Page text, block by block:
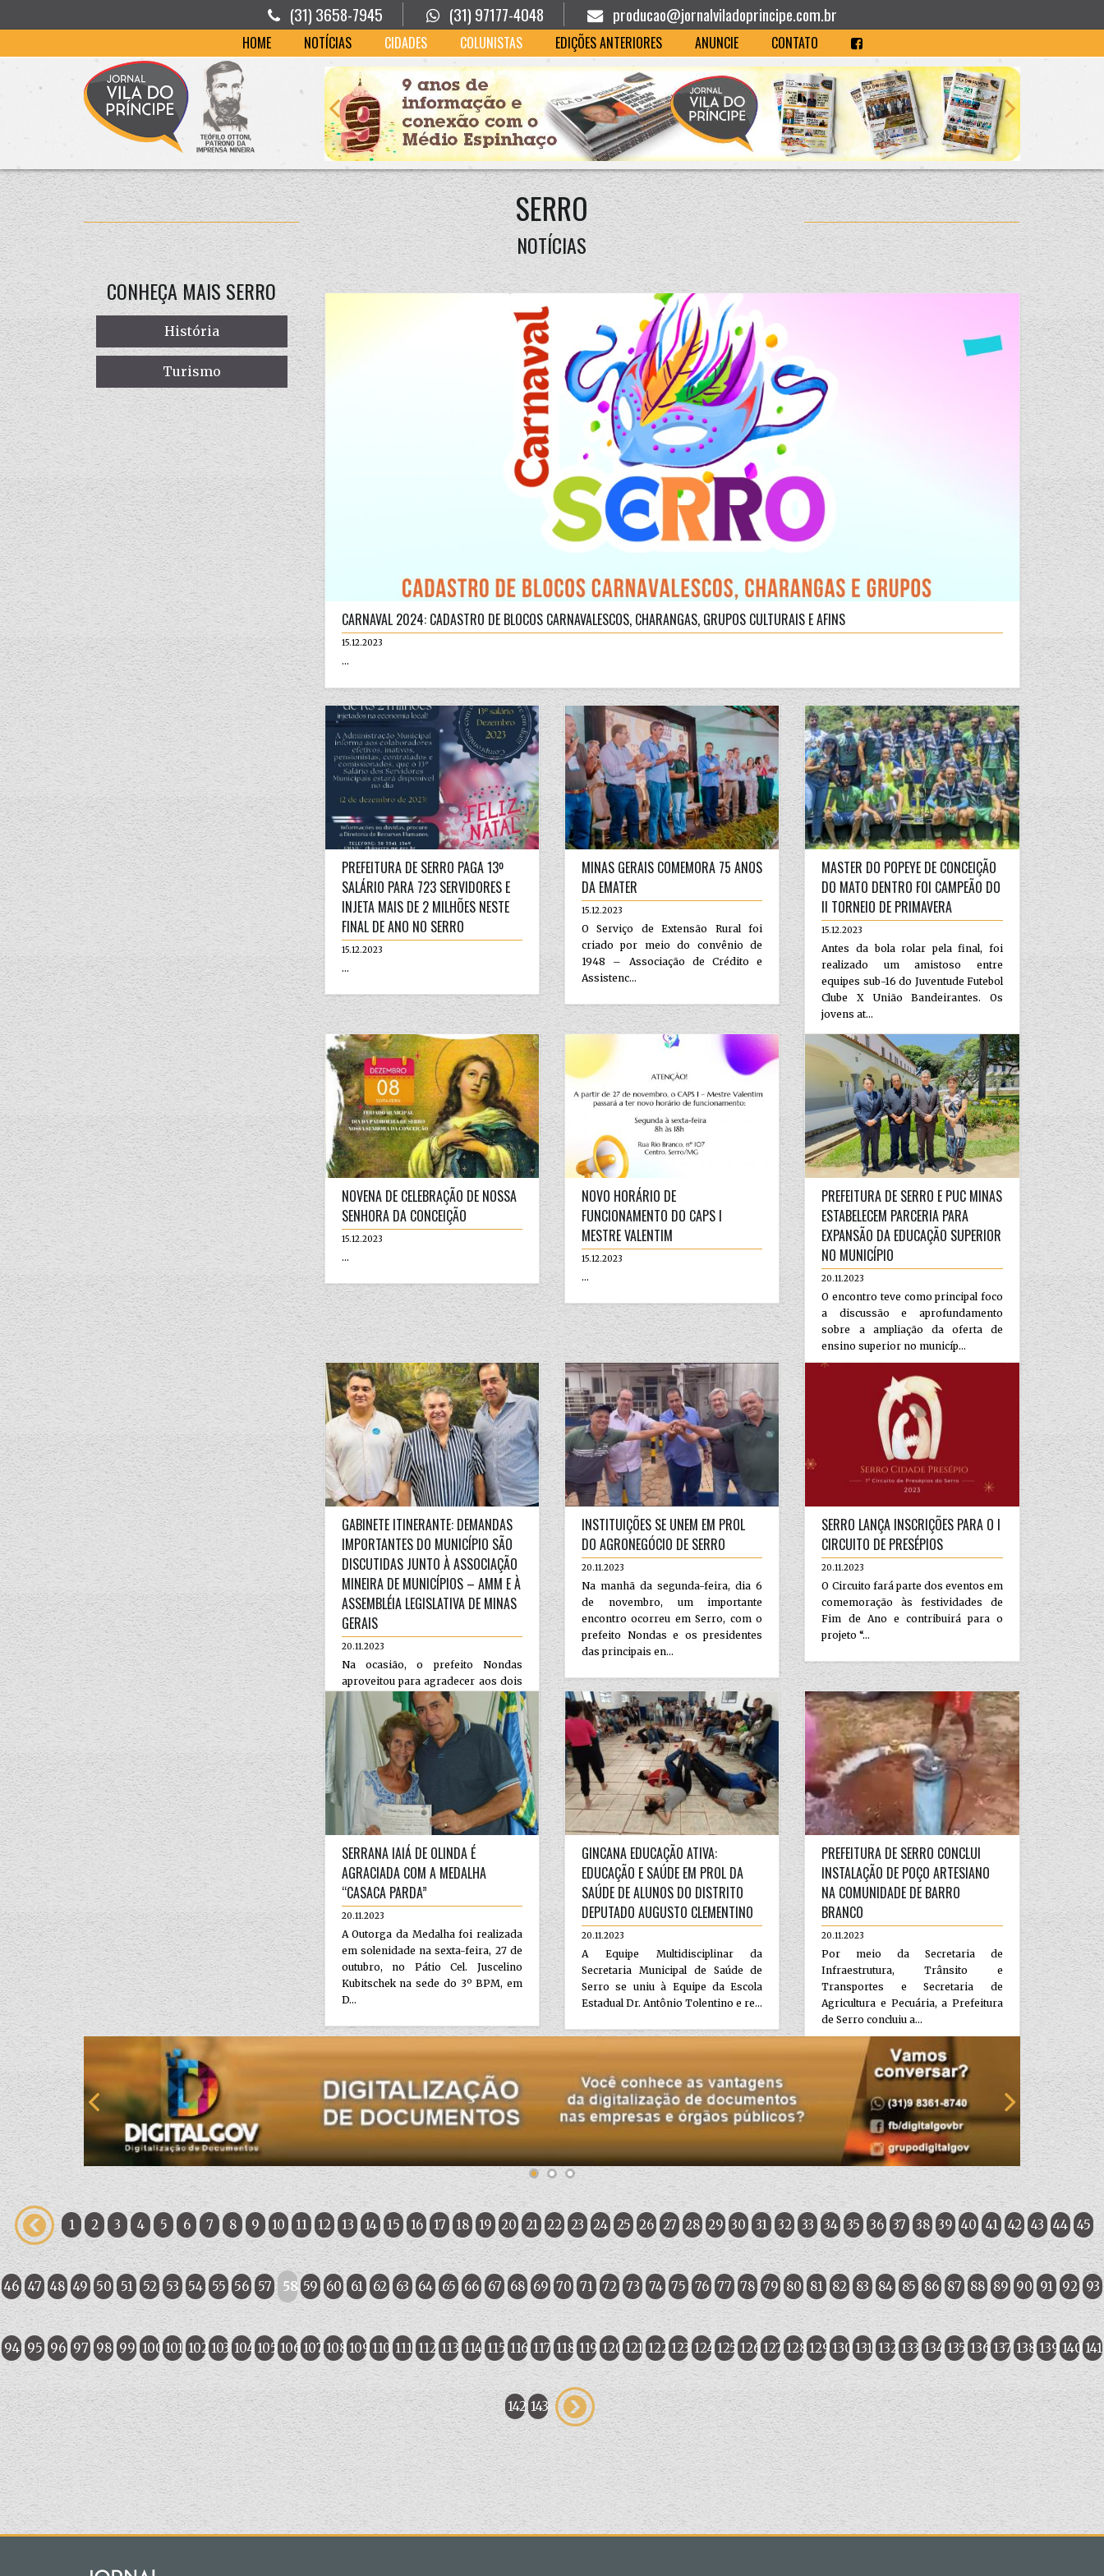
(31) 3658-7945 (31) 97177-4048 producao@jornalviladoprincipe.com.br
HOME NOTÍCIAS CIDADES COLUNISTAS EDIÇÕES ANTERIORES ANUNCIE CONTATO
SERRO
NOTÍCIAS
CONHEÇA MAIS SERRO
História
Turismo
CARNAVAL 2024: CADASTRO DE BLOCOS CARNAVALESCOS, CHARANGAS, GRUPOS CULTURAIS E AFINS
15.12.2023
...
PREFEITURA DE SERRO PAGA 13º
SALÁRIO PARA 723 SERVIDORES E
INJETA MAIS DE 2 MILHÕES NESTE
FINAL DE ANO NO SERRO
15.12.2023
...
MINAS GERAIS COMEMORA 75 ANOS
DA EMATER
15.12.2023
O Serviço de Extensão Rural foi
criado por meio do convênio de
1948 – Associação de Crédito e
Assistenc...
MASTER DO POPEYE DE CONCEIÇÃO
DO MATO DENTRO FOI CAMPEÃO DO
II TORNEIO DE PRIMAVERA
15.12.2023
Antes da bola rolar pela final, foi
realizado um amistoso entre
equipes sub-16 do Juventude Futebol
Clube X União Bandeirantes. Os
jovens at...
NOVENA DE CELEBRAÇÃO DE NOSSA
SENHORA DA CONCEIÇÃO
15.12.2023
...
NOVO HORÁRIO DE
FUNCIONAMENTO DO CAPS I
MESTRE VALENTIM
15.12.2023
...
PREFEITURA DE SERRO E PUC MINAS
ESTABELECEM PARCERIA PARA
EXPANSÃO DA EDUCAÇÃO SUPERIOR
NO MUNICÍPIO
20.11.2023
O encontro teve como principal foco
a discussão e aprofundamento
sobre a ampliação da oferta de
ensino superior no municíp...
GABINETE ITINERANTE: DEMANDAS
IMPORTANTES DO MUNICÍPIO SÃO
DISCUTIDAS JUNTO À ASSOCIAÇÃO
MINEIRA DE MUNICÍPIOS – AMM E À
ASSEMBLÉIA LEGISLATIVA DE MINAS
GERAIS
20.11.2023
Na ocasião, o prefeito Nondas
aproveitou para agradecer aos dois
pela forte presença no município de
Serro, destinando verbas, bu...
INSTITUIÇÕES SE UNEM EM PROL
DO AGRONEGÓCIO DE SERRO
20.11.2023
Na manhã da segunda-feira, dia 6
de novembro, um importante
encontro ocorreu em Serro, com o
prefeito Nondas e os presidentes
das principais en...
SERRO LANÇA INSCRIÇÕES PARA O I
CIRCUITO DE PRESÉPIOS
20.11.2023
O Circuito fará parte dos eventos em
comemoração às festividades de
Fim de Ano e contribuirá para o
projeto “...
SERRANA IAIÁ DE OLINDA É
AGRACIADA COM A MEDALHA
“CASACA PARDA”
20.11.2023
A Outorga da Medalha foi realizada
em solenidade na sexta-feira, 27 de
outubro, no Pátio Cel. Juscelino
Kubitschek na sede do 3º BPM, em
D...
GINCANA EDUCAÇÃO ATIVA:
EDUCAÇÃO E SAÚDE EM PROL DA
SAÚDE DE ALUNOS DO DISTRITO
DEPUTADO AUGUSTO CLEMENTINO
20.11.2023
A Equipe Multidisciplinar da
Secretaria Municipal de Saúde de
Serro se uniu à Equipe da Escola
Estadual Dr. Antônio Tolentino e re...
PREFEITURA DE SERRO CONCLUI
INSTALAÇÃO DE POÇO ARTESIANO
NA COMUNIDADE DE BARRO
BRANCO
20.11.2023
Por meio da Secretaria de
Infraestrutura, Trânsito e
Transportes e Secretaria de
Agricultura e Pecuária, a Prefeitura
de Serro concluiu a...
1 2 3 4 5 6 7 8 9 10 11 12 13 14 15 16 17 18 19 20 21 22 23 24 25 26 27 28 29 30 31 32 33 34 35 36 37 38 39 40 41 42 43 44 45
46 47 48 49 50 51 52 53 54 55 56 57 58 59 60 61 62 63 64 65 66 67 68 69 70 71 72 73 74 75 76 77 78 79 80 81 82 83 84 85 86 87 88 89 90 91 92 93
94 95 96 97 98 99 100101 102 103 104 105 106 107 108 109110 111 112 113 114 115 116 117 118 119 120121 122 123 124 125 126 127 128 129130 131 132 133 134 135 136 137 138 139 140 141
142 143